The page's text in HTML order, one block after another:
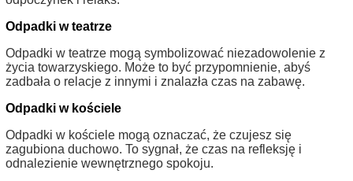
Odpadki w teatrze
Odpadki w teatrze mogą symbolizować niezadowolenie z
życia towarzyskiego. Może to być przypomnienie, abyś
zadbała o relacje z innymi i znalazła czas na zabawę.
Odpadki w kościele
Odpadki w kościele mogą oznaczać, że czujesz się
zagubiona duchowo. To sygnał, że czas na refleksję i
odnalezienie wewnętrznego spokoju.